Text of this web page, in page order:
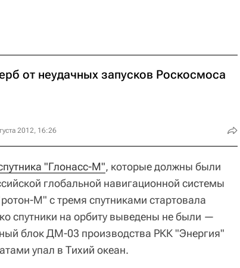
от неудачных запусков Роскосмоса
2012, 16:26
"Глонасс-М", которые должны были
глобальной навигационной системы
М" с тремя спутниками стартовала
спутники на орбиту выведены не были —
блок ДМ-03 производства РКК "Энергия"
упал в Тихий океан.